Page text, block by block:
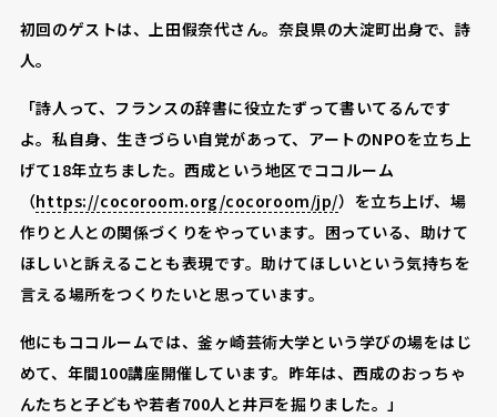
初回のゲストは、上田假奈代さん。奈良県の大淀町出身で、詩
人。
「詩人って、フランスの辞書に役立たずって書いてるんです
よ。私自身、生きづらい自覚があって、アートのNPOを立ち上
げて18年立ちました。西成という地区でココルーム
（https://cocoroom.org/cocoroom/jp/）を立ち上げ、場
作りと人との関係づくりをやっています。困っている、助けて
ほしいと訴えることも表現です。助けてほしいという気持ちを
言える場所をつくりたいと思っています。
他にもココルームでは、釜ヶ崎芸術大学という学びの場をはじ
めて、年間100講座開催しています。昨年は、西成のおっちゃ
んたちと子どもや若者700人と井戸を掘りました。」